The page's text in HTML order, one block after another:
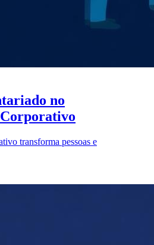
no
transforma pessoas e